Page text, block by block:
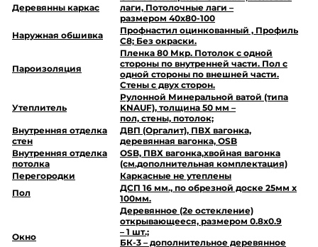
Деревянны каркас
лаги, Потолочные лаги –
размером 40х80-100
Наружная обшивка
Профнастил оцинкованный , Профиль
С8; Без окраски.
Пароизоляция
Пленка 80 Мкр. Потолок с одной
стороны по внутренней части. Пол с
одной стороны по внешней части.
Стены с двух сторон.
Утеплитель
Рулонной Минеральной ватой (типа
KNAUF), толщина 50 мм –
пол, стены, потолок;
Внутренняя отделка
стен
ДВП (Оргалит), ПВХ вагонка,
деревянная вагонка, OSB
Внутренняя отделка
потолка
OSB, ПВХ вагонка,хвойная вагонка
(см.дополнительная комплектация)
Перегородки
Каркасные не утеплены
Пол
ДСП 16 мм., по обрезной доске 25мм х
100мм.
Окно
Деревянное (2е остекление)
открывающееся, размером 0.8х0.9
– 1 шт.;
БК-3 – дополнительное деревянное